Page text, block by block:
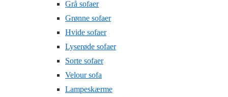
Grå sofaer
Grønne sofaer
Hvide sofaer
Lyserøde sofaer
Sorte sofaer
Velour sofa
Lampeskærme